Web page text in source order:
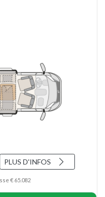
PLUS D'INFOS
€ 65.082